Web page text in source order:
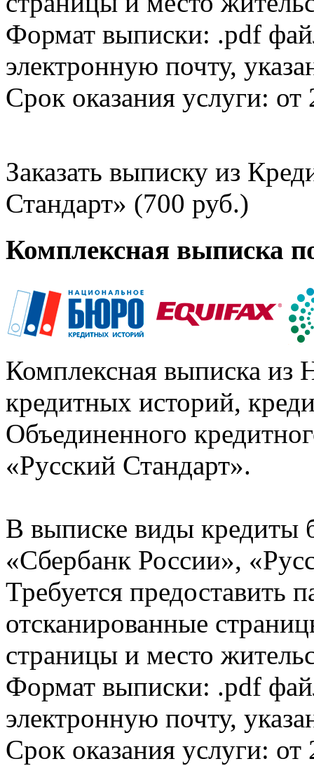
Формат выписки: .pdf
электронную почту,
Срок оказания услуги: от
Заказать выписку из
Стандарт» (700 руб.)
Комплексная выписка
Комплексная выписка из
кредитных историй,
Объединенного
«Русский Стандарт».
В выписке виды кредиты
«Сбербанк России»,
Требуется предоставить
отсканированные
страницы и место
Формат выписки: .pdf
электронную почту,
Срок оказания услуги: от